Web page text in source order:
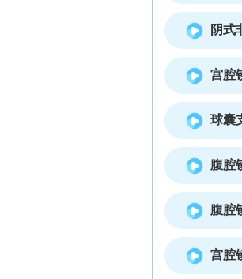
阴式
宫腔
球囊
腹腔
腹腔
宫腔